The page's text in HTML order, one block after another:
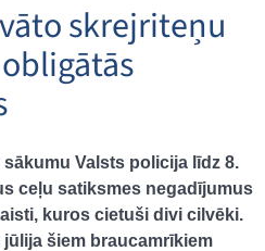
skrejriteņu
Valsts policija līdz 8.
ceļu satiksmes negadījumus
kuros cietuši divi cilvēki.
šiem braucamrīkiem